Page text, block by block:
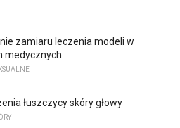
zamiaru leczenia modeli w
medycznych
łuszczycy skóry głowy